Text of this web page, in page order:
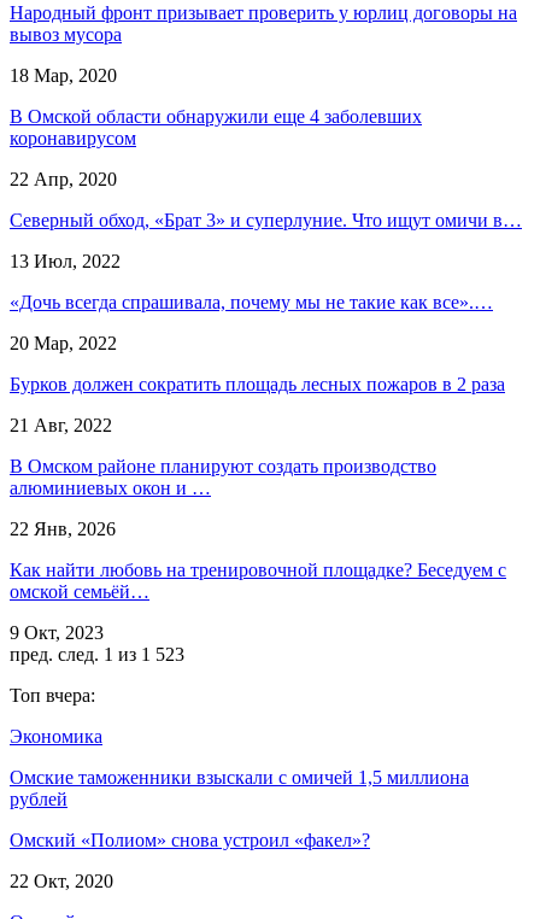
Народный фронт призывает проверить у юрлиц договоры на
вывоз мусора
18 Мар, 2020
В Омской области обнаружили еще 4 заболевших
коронавирусом
22 Апр, 2020
Северный обход, «Брат 3» и суперлуние. Что ищут омичи в…
13 Июл, 2022
«Дочь всегда спрашивала, почему мы не такие как все».…
20 Мар, 2022
Бурков должен сократить площадь лесных пожаров в 2 раза
21 Авг, 2022
В Омском районе планируют создать производство
алюминиевых окон и …
22 Янв, 2026
Как найти любовь на тренировочной площадке? Беседуем с
омской семьёй…
9 Окт, 2023
пред. след. 1 из 1 523
Топ вчера:
Экономика
Омские таможенники взыскали с омичей 1,5 миллиона
рублей
Омский «Полиом» снова устроил «факел»?
22 Окт, 2020